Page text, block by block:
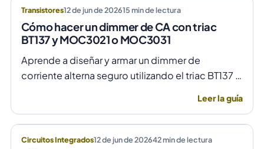
Transistores12 de jun de 202615min de lectura
Cómo hacer un dimmer de CA con triac
BT137 y MOC3021 o MOC3031
Aprende a diseñar y armar un dimmer de
corriente alterna seguro utilizando el triac BT137 y
Leer la guía
Circuitos Integrados12 de jun de 202642min de lectura